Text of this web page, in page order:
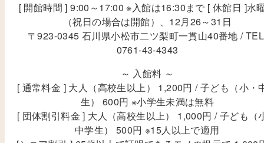
[ 開館時間 ] 9:00～17:00 ※入館は16:30まで [ 休館日 ]水
（祝日の場合は開館）、12月26～31日
〒923-0345 石川県小松市二ツ梨町一貫山40番地 /
0761-43-4343
～ 入館料 ～
[ 通常料金 ] 大人（高校生以上） 1,200円 / 子ども（小・
生） 600円 ※小学生未満は無料
[ 団体割引料金 ] 大人（高校生以上） 1,000円 / 子ども（
中学生） 500円 ※15人以上で適用